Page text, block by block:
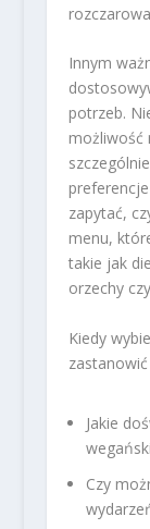
Innym
potrzeb.
możliwość
zapytać,
menu,
takie jak
orzechy
Kiedy
Jakie
Czy